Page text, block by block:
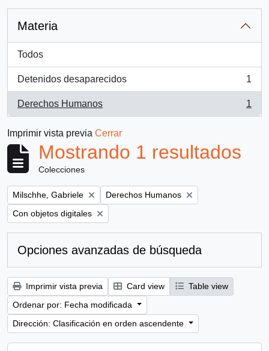
Materia
Todos
Detenidos desaparecidos
, 1 resultados
1
Derechos Humanos
, 1 resultados
1
Imprimir vista previa Cerrar
Mostrando 1 resultados
Colecciones
Remove filter:
Milschhe, Gabriele Remove filter:
Derechos Humanos
Remove filter:
Con objetos digitales
Opciones avanzadas de búsqueda
Imprimir vista previa Card view
Table view
Ordenar por: Fecha modificada
Dirección: Clasificación en orden ascendente